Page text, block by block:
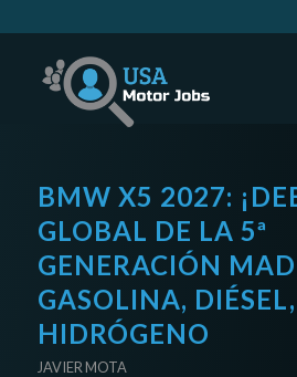
BMW X5 2027:
GLOBAL DE LA 5ª
GENERACIÓN
GASOLINA,
HIDRÓGENO
JAVIER MOTA